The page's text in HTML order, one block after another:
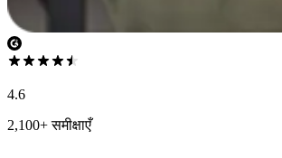
4.6
2,100+ समीक्षाएँ